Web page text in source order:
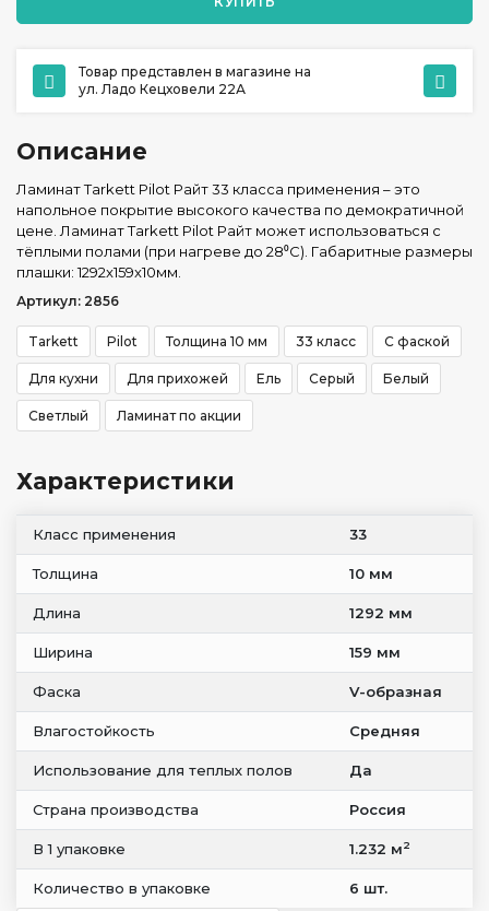
Товар представлен в магазине на
ул. Ладо Кецховели 22А
Описание
Ламинат Tarkett Pilot Райт 33 класса применения – это
напольное покрытие высокого качества по демократичной
цене. Ламинат Tarkett Pilot Райт может использоваться с
тёплыми полами (при нагреве до 28⁰С). Габаритные размеры
плашки: 1292x159x10мм.
Артикул: 2856
Tarkett Pilot Толщина 10 мм 33 класс С фаской
Для кухни Для прихожей Ель Серый Белый
Светлый Ламинат по акции
Характеристики
Класс применения 33
Толщина 10 мм
Длина 1292 мм
Ширина 159 мм
Фаска V-образная
Влагостойкость Средняя
Использование для теплых полов Да
Страна производства Россия
В 1 упаковке 1.232 м2
Количество в упаковке 6 шт.